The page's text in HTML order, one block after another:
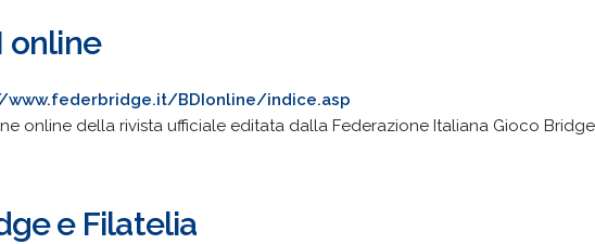
online
BDIonline/indice.asp
online della rivista ufficiale editata dalla Federazione Italiana Gioco
e Filatelia